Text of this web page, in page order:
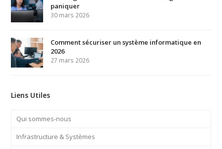
paniquer
30 mars 2026
Comment sécuriser un système informatique en
2026
27 mars 2026
Liens Utiles
Qui sommes-nous
Infrastructure & Systèmes